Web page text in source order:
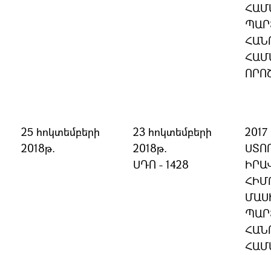
25 հոկտեմբերի
2018թ.
23 հոկտեմբերի
2018թ.
ՍԴՈ - 1428